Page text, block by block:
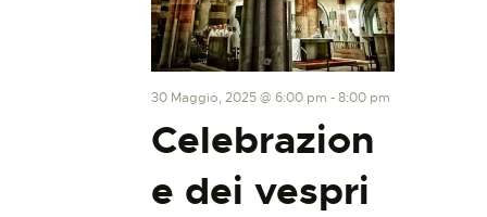
Celebrazion
e dei vespri
30 Maggio, 2025 @ 6:00 pm -8:00 pm